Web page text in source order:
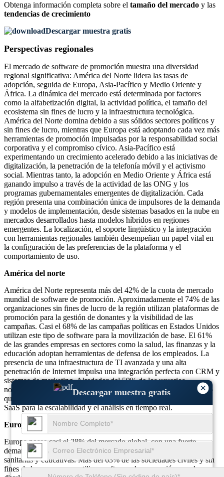
×
Descargar muestra gratis
Obtenga información completa sobre el tamaño del mercado y las
tendencias de crecimiento
Descargar muestra gratis
Perspectivas regionales
El mercado de software de promoción muestra una diversidad
regional significativa: América del Norte lidera las tasas de
adopción, seguida de Europa, Asia-Pacífico y Medio Oriente y
África. La dinámica del mercado está determinada por factores
como la alfabetización digital, la actividad política, el tamaño del
ecosistema sin fines de lucro y la infraestructura tecnológica.
América del Norte domina debido a sus sólidos sectores políticos y
sin fines de lucro, mientras que Europa está adoptando cada vez más
herramientas de promoción impulsadas por la responsabilidad social
corporativa y el compromiso cívico. Asia-Pacífico está
experimentando un crecimiento acelerado debido a las iniciativas de
digitalización, la penetración de la telefonía móvil y el activismo
social. Mientras tanto, la adopción en Medio Oriente y África está
ganando impulso a través de la actividad de las ONG y los
programas gubernamentales emergentes de digitalización. Cada
región presenta una combinación única de impulsores de la demanda
y modelos de implementación, desde sistemas basados ​​en la nube en
mercados desarrollados hasta modelos híbridos en regiones
emergentes. La localización, el soporte lingüístico y la integración
con herramientas regionales también desempeñan un papel vital en
la configuración de las preferencias de la plataforma y el
comportamiento de uso.
América del norte
América del Norte representa más del 42% de la cuota de mercado
mundial de software de promoción. Aproximadamente el 74% de las
organizaciones sin fines de lucro de la región utilizan plataformas de
promoción para la gestión de donantes y la visibilidad de las
campañas. Casi el 68% de las campañas políticas en Estados Unidos
utilizan este tipo de software para la movilización de base. El 61%
de las grandes empresas en sectores como la salud, las finanzas y la
educación adoptan herramientas de defensa de los empleados. La
presencia de una infraestructura de TI avanzada y una alta
penetración de Internet impulsa una integración perfecta con CRM y
sistemas de marketing. Alrededor del 59% de los usuarios
norteamericanos prefieren la implementación basada en la nube, lo
que indica una clara inclinación hacia las herramientas basadas en
SaaS para la escalabilidad y el análisis en tiempo real.
Europa
Europa posee casi el 28% del mercado global, con una fuerte
demanda derivada de la promoción de reformas ambientales,
sanitarias y educativas. Más del 63% de las sociedades civiles y sin
fines de lucro europeas utilizan software de promoción para la